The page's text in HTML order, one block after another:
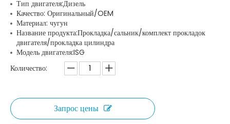
Тип двигателя:Дизель
Качество: Оригинальный/OEM
Материал: чугун
Название продукта:Прокладка/сальник/комплект прокладок
двигателя/прокладка цилиндра
Модель двигателя:ISG
Количество:
Запрос цены